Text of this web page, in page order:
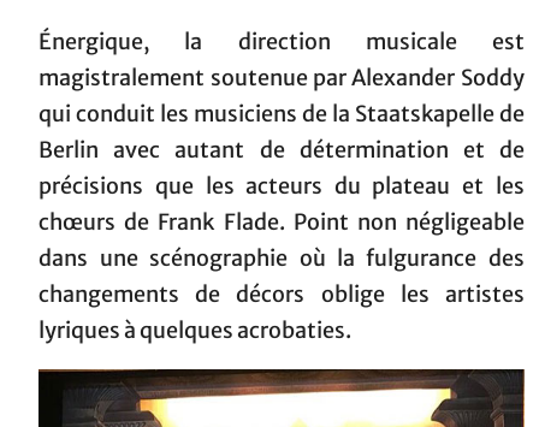
Énergique, la direction musicale est
magistralement soutenue par Alexander Soddy
qui conduit les musiciens de la Staatskapelle de
Berlin avec autant de détermination et de
précisions que les acteurs du plateau et les
chœurs de Frank Flade. Point non négligeable
dans une scénographie où la fulgurance des
changements de décors oblige les artistes
lyriques à quelques acrobaties.